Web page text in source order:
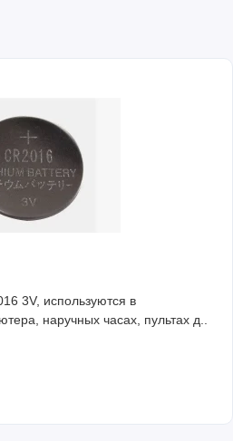
3V, используются в
наручных часах, пультах д..